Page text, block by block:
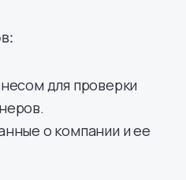
для проверки
о компании и ее